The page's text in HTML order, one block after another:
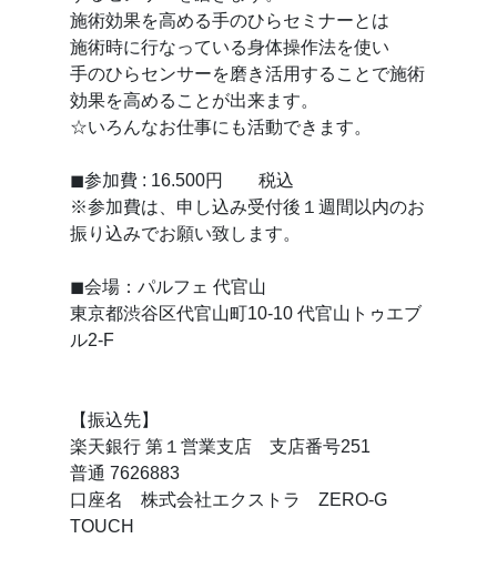
施術効果を高める手のひらセミナーとは
施術時に行なっている身体操作法を使い
手のひらセンサーを磨き活用することで施術
効果を高めることが出来ます。
☆いろんなお仕事にも活動できます。
◼参加費 : 16.500円 税込
※参加費は、申し込み受付後１週間以内のお
振り込みでお願い致します。
◼会場：パルフェ 代官山
東京都渋谷区代官山町10-10 代官山トゥエブ
ル2-F
【振込先】
楽天銀行 第１営業支店 支店番号251
普通 7626883
口座名 株式会社エクストラ ZERO-G
TOUCH